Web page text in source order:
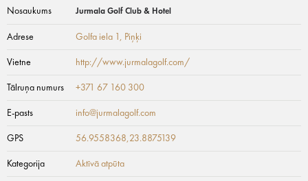
Nosaukums Jurmala Golf Club & Hotel
Adrese Golfa iela 1 , Piņķi
Vietne http://www.jurmalagolf.com/
Tālruņa numurs +371 67 160 300
E-pasts info@jurmalagolf.com
GPS 56.9558368,23.8875139
Kategorija Aktīvā atpūta